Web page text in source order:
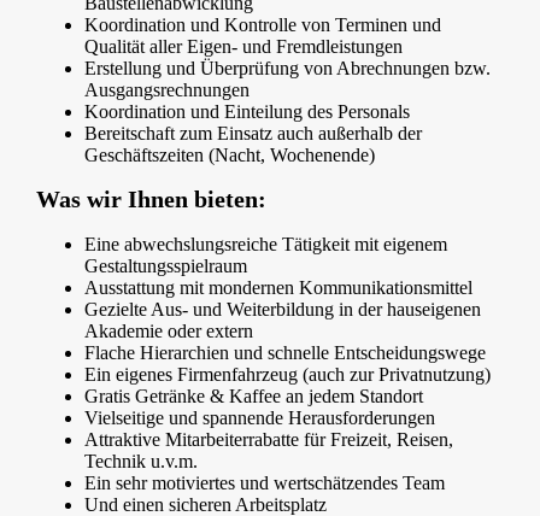
Koordination und Kontrolle von Terminen und
Qualität aller Eigen- und Fremdleistungen
Erstellung und Überprüfung von Abrechnungen bzw.
Ausgangsrechnungen
Koordination und Einteilung des Personals
Bereitschaft zum Einsatz auch außerhalb der
Geschäftszeiten (Nacht, Wochenende)
Was wir Ihnen bieten:
Eine abwechslungsreiche Tätigkeit mit eigenem
Gestaltungsspielraum
Ausstattung mit mondernen Kommunikationsmittel
Gezielte Aus- und Weiterbildung in der hauseigenen
Akademie oder extern
Flache Hierarchien und schnelle Entscheidungswege
Ein eigenes Firmenfahrzeug (auch zur Privatnutzung)
Gratis Getränke & Kaffee an jedem Standort
Vielseitige und spannende Herausforderungen
Attraktive Mitarbeiterrabatte für Freizeit, Reisen,
Technik u.v.m.
Ein sehr motiviertes und wertschätzendes Team
Und einen sicheren Arbeitsplatz